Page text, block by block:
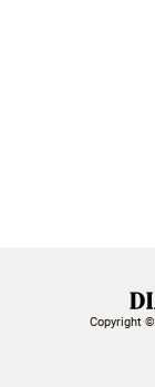
Copyright